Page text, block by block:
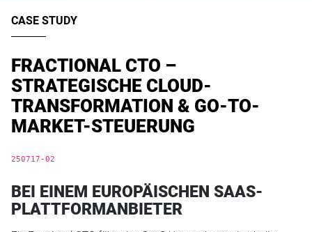
CASE STUDY
FRACTIONAL CTO –
STRATEGISCHE CLOUD-
TRANSFORMATION & GO-TO-
MARKET-STEUERUNG
250717-02
BEI EINEM EUROPÄISCHEN SAAS-
PLATTFORMANBIETER